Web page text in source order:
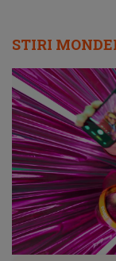
STIRI